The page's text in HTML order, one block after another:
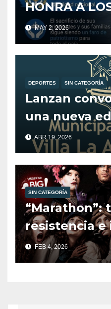
HONRA A
CRUCERO
BELGRANO
MAY 2, 2026
DEPORTES SIN CATEGORÍA
Lanzan
una nueva
programa
Deporte.
ABR 19, 2026
SIN CATEGORÍA
“Marathon”:
resistencia e
escena.
FEB 4, 2026